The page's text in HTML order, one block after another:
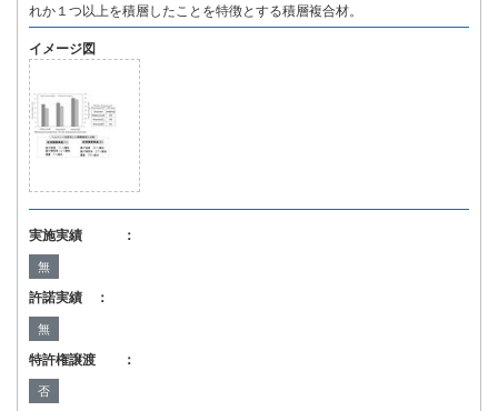
れか１つ以上を積層したことを特徴とする積層複合材。
イメージ図
実施実績 ：
無
許諾実績 ：
無
特許権譲渡 ：
否